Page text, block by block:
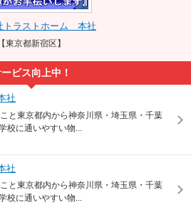
トラストホーム 本社
【東京都新宿区】
ビス向上中！
社
と東京都内から神奈川県・埼玉県・千葉
校に通いやすい物...
社
と東京都内から神奈川県・埼玉県・千葉
校に通いやすい物...